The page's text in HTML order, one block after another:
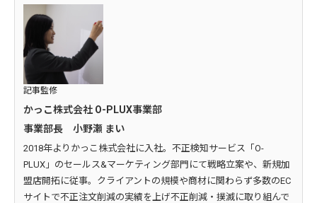
記事監修
かっこ株式会社 O-PLUX事業部
事業部長 小野瀬 まい
2018年よりかっこ株式会社に入社。不正検知サービス「O-
PLUX」のセールス&マーケティング部門にて戦略立案や、新規加
盟店開拓に従事。クライアントの規模や商材に関わらず多数のEC
サイトで不正注文削減の実績を上げ不正削減・撲滅に取り組んで